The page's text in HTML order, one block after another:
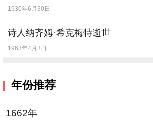
1930年6月30日
诗人纳齐姆·希克梅特逝世
1963年4月3日
年份推荐
1662年